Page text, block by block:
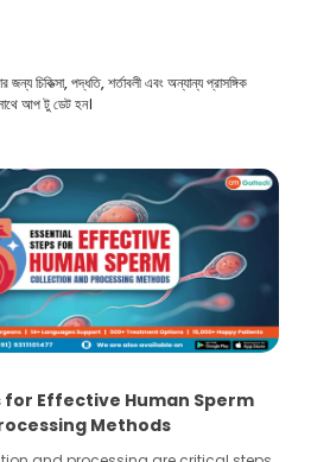
চিকিত্সা, পদ্ধতি, শর্তাবলী এবং অন্যান্য প্রাসঙ্গিক
আপ টু ডেট হন।
for Effective Human Sperm
Methods